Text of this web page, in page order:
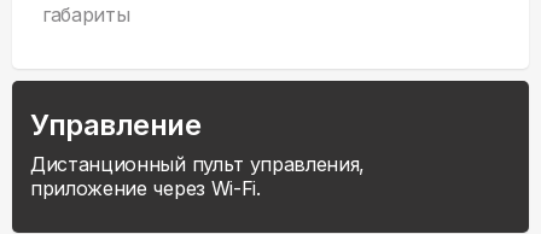
габариты
Управление
Дистанционный пульт управления,
приложение через Wi-Fi.